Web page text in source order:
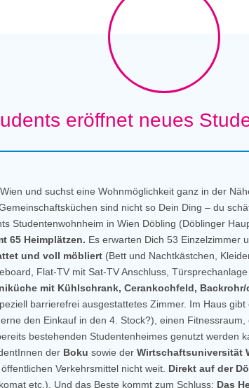
eröffnet neues
und suchst eine Wohnmöglichkeit ganz in der
sind nicht so Dein Ding – du
Studentenwohnheim in Wien Döbling (Döblinger
65 Heimplätzen. Es erwarten Dich 53 Einzelzimmer
und voll möbliert (Bett und Nachtkästchen,
Flat-TV mit Sat-TV Anschluss,
mit Kühlschrank, Cerankochfeld,
barrierefrei ausgestattetes Zimmer. Im Haus
den Einkauf in den 4. Stock?), einen
bestehenden Studentenheimes genutzt werden
der Boku sowie der Wirtschaftsuniversität
Verkehrsmittel nicht weit. Direkt auf der
etc.). Und das Beste kommt zum Schluss: Das